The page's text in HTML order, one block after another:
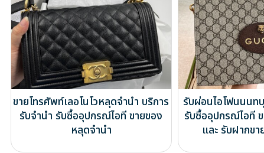
ขายโทรศัพท์เลอโนโวหลุดจำนำ บริการ
รับจำนำ รับซื้ออุปกรณ์ไอที ขายของ
หลุดจำนำ
รับผ่อนไอโฟนนนท
รับซื้ออุปกรณ์ไอที
และ รับฝากข